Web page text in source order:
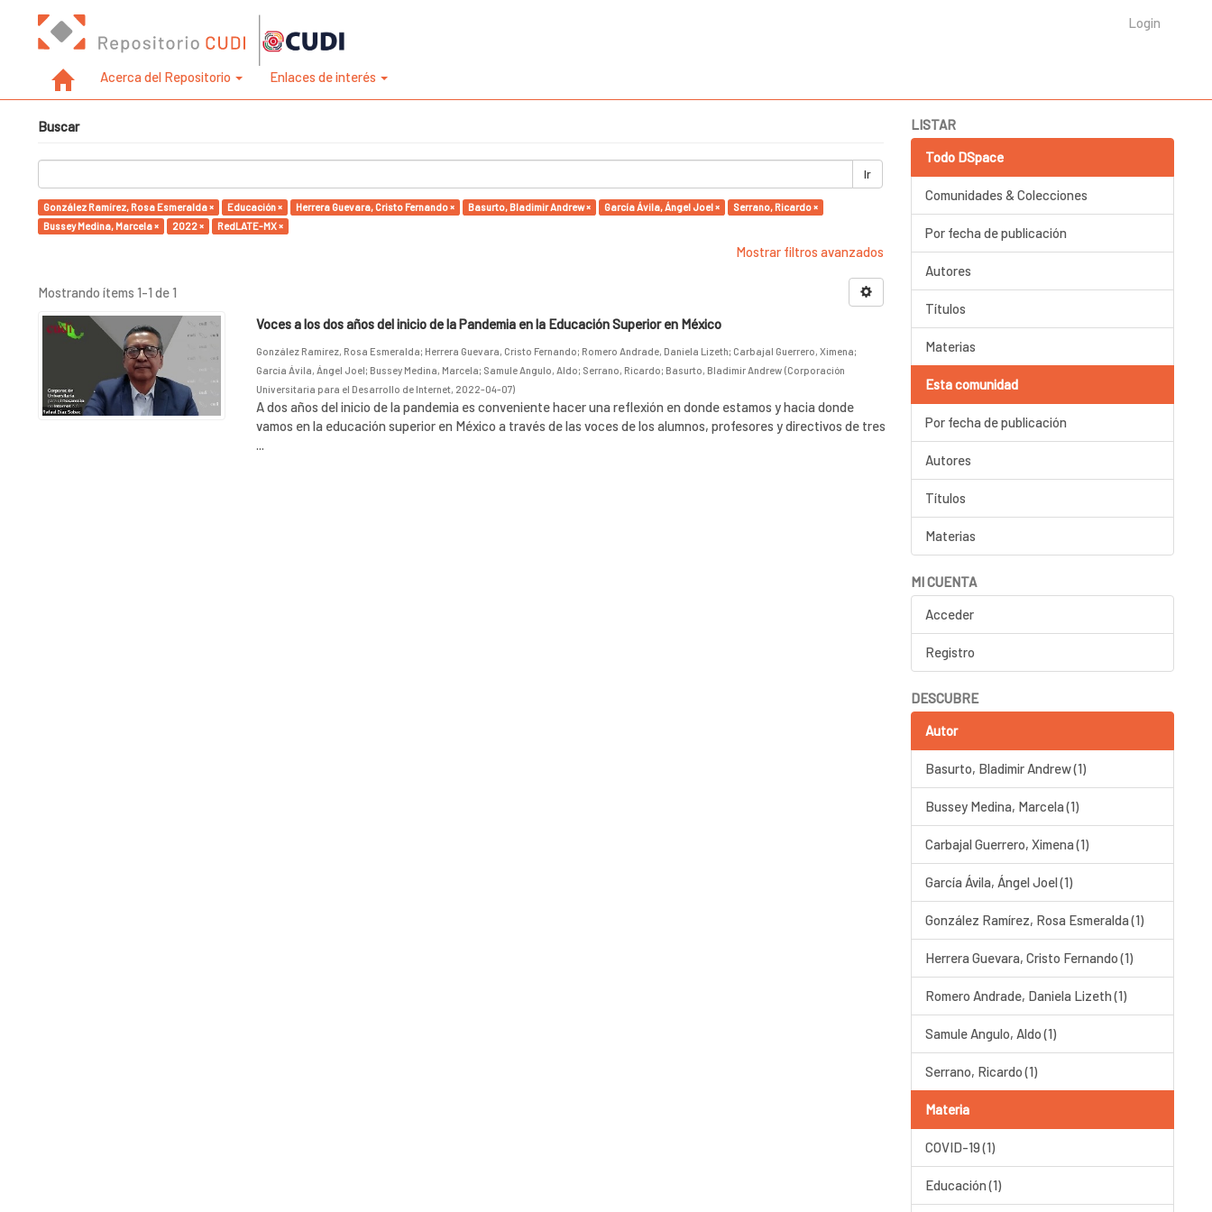
Login
Acerca del Repositorio Enlaces de interés
Buscar
Ir
González Ramírez, Rosa Esmeralda × Educación × Herrera Guevara, Cristo Fernando × Basurto, Bladimir Andrew × García Ávila, Ángel Joel ×
Serrano, Ricardo ×
Bussey Medina, Marcela ×
2022 × RedLATE-MX ×
Mostrar filtros avanzados
Mostrando ítems 1-1 de 1
Voces a los dos años del inicio de la Pandemia en la Educación Superior en México
González Ramírez, Rosa Esmeralda; Herrera Guevara, Cristo Fernando; Romero Andrade, Daniela Lizeth; Carbajal Guerrero, Ximena;
García Ávila, Ángel Joel; Bussey Medina, Marcela; Samule Angulo, Aldo; Serrano, Ricardo; Basurto, Bladimir Andrew (Corporación
Universitaria para el Desarrollo de Internet, 2022-04-07)
A dos años del inicio de la pandemia es conveniente hacer una reflexión en donde estamos y hacia donde
vamos en la educación superior en México a través de las voces de los alumnos, profesores y directivos de tres
...
LISTAR
Todo DSpace
Comunidades & Colecciones
Por fecha de publicación
Autores
Títulos
Materias
Esta comunidad
Por fecha de publicación
Autores
Títulos
Materias
MI CUENTA
Acceder
Registro
DESCUBRE
Autor
Basurto, Bladimir Andrew (1)
Bussey Medina, Marcela (1)
Carbajal Guerrero, Ximena (1)
García Ávila, Ángel Joel (1)
González Ramírez, Rosa Esmeralda (1)
Herrera Guevara, Cristo Fernando (1)
Romero Andrade, Daniela Lizeth (1)
Samule Angulo, Aldo (1)
Serrano, Ricardo (1)
Materia
COVID-19 (1)
Educación (1)